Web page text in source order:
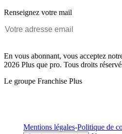
Renseignez votre mail
En vous abonnant, vous acceptez
2026 Plus que pro. Tous droits
Le groupe Franchise Plus
Mentions légales-Politique de